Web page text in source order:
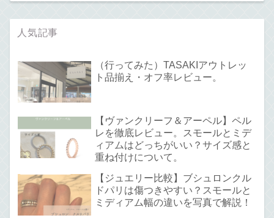
人気記事
（行ってみた）TASAKIアウトレッ
ト品揃え・オフ率レビュー。
【ヴァンクリーフ＆アーペル】ペル
レを徹底レビュー。スモールとミデ
ィアムはどっちがいい？サイズ感と
重ね付けについて。
【ジュエリー比較】ブシュロンクル
ドパリは傷つきやすい？スモールと
ミディアム幅の違いを写真で解説！